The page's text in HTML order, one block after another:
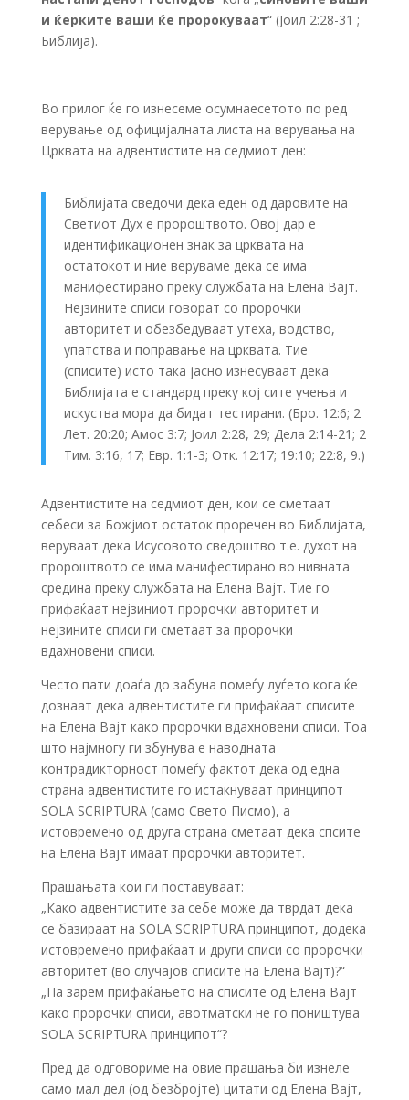
и ќерките ваши ќе пророкуваат“ (Јоил 2:28-31 ;
Библија).
Во прилог ќе го изнесеме осумнаесетото по ред
верување од официјалната листа на верувања на
Црквата на адвентистите на седмиот ден:
Библијата сведочи дека еден од даровите на
Светиот Дух е пророштвото. Овој дар е
идентификационен знак за црквата на
остатокот и ние веруваме дека се има
манифестирано преку службата на Елена Вајт.
Нејзините списи говорат со пророчки
авторитет и обезбедуваат утеха, водство,
упатства и поправање на црквата. Тие
(списите) исто така јасно изнесуваат дека
Библијата е стандард преку кој сите учења и
искуства мора да бидат тестирани. (Бро. 12:6; 2
Лет. 20:20; Амос 3:7; Јоил 2:28, 29; Дела 2:14-21; 2
Тим. 3:16, 17; Евр. 1:1-3; Отк. 12:17; 19:10; 22:8, 9.)
Адвентистите на седмиот ден, кои се сметаат
себеси за Божјиот остаток проречен во Библијата,
веруваат дека Исусовото сведоштво т.е. духот на
пророштвото се има манифестирано во нивната
средина преку службата на Елена Вајт. Тие го
прифаќаат нејзиниот пророчки авторитет и
нејзините списи ги сметаат за пророчки
вдахновени списи.
Често пати доаѓа до забуна помеѓу луѓето кога ќе
дознаат дека адвентистите ги прифаќаат списите
на Елена Вајт како пророчки вдахновени списи. Тоа
што најмногу ги збунува е наводната
контрадикторност помеѓу фактот дека од една
страна адвентистите го истакнуваат принципот
SOLA SCRIPTURA (само Свето Писмо), а
истовремено од друга страна сметаат дека спсите
на Елена Вајт имаат пророчки авторитет.
Прашањата кои ги поставуваат:
„Како адвентистите за себе може да тврдат дека
се базираат на SOLA SCRIPTURA принципот, додека
истовремено прифаќаат и други списи со пророчки
авторитет (во случајов списите на Елена Вајт)?“
„Па зарем прифаќањето на списите од Елена Вајт
како пророчки списи, авотматски не го поништува
SOLA SCRIPTURA принципот“?
Пред да одговориме на овие прашања би изнеле
само мал дел (од безбројте) цитати од Елена Вајт,